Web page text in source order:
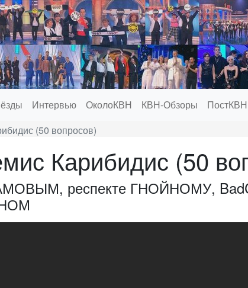
Интервью ОколоКВН КВН-Обзоры ПостКВН
(50 вопросов)
Карибидис (50
респекте ГНОЙНОМУ,